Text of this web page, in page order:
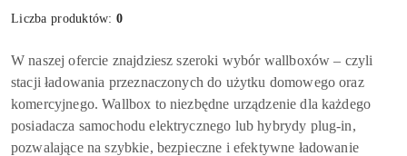
Liczba produktów:0
W naszej ofercie znajdziesz szeroki wybór wallboxów – czyli
stacji ładowania przeznaczonych do użytku domowego oraz
komercyjnego. Wallbox to niezbędne urządzenie dla każdego
posiadacza samochodu elektrycznego lub hybrydy plug-in,
pozwalające na szybkie, bezpieczne i efektywne ładowanie